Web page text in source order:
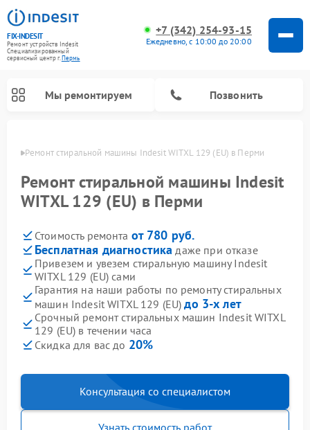
FIX-INDESIT
Ремонт устройств Indesit
Специализированный
cервисный центр г.Пермь
+7 (342) 254-93-15
Ежедневно, с 10:00 до 20:00
Мы ремонтируем Позвонить
Ремонт стиральной машины Indesit WITXL 129 (EU) в Перми
Ремонт стиральной машины Indesit
WITXL 129 (EU) в Перми
Стоимость ремонта от 780 руб.
Бесплатная диагностика даже при отказе
Привезем и увезем стиральную машину Indesit
WITXL 129 (EU) сами
Гарантия на наши работы по ремонту стиральных
машин Indesit WITXL 129 (EU)до 3-х лет
Срочный ремонт стиральных машин Indesit WITXL
129 (EU) в течении часа
Скидка для вас до 20%
Консультация со специалистом